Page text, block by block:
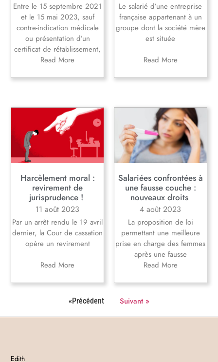
Entre le 15 septembre 2021
et le 15 mai 2023, sauf
contre-indication médicale
ou présentation d’un
certificat de rétablissement,
Read More
Le salarié d’une entreprise
française appartenant à un
groupe dont la société mère
est située
Read More
Harcèlement moral :
revirement de
jurisprudence !
11 août 2023
Par un arrêt rendu le 19 avril
dernier, la Cour de cassation
opère un revirement
Read More
Salariées confrontées à
une fausse couche :
nouveaux droits
4 août 2023
La proposition de loi
permettant une meilleure
prise en charge des femmes
après une fausse
Read More
«Précédent Suivant »
Edith